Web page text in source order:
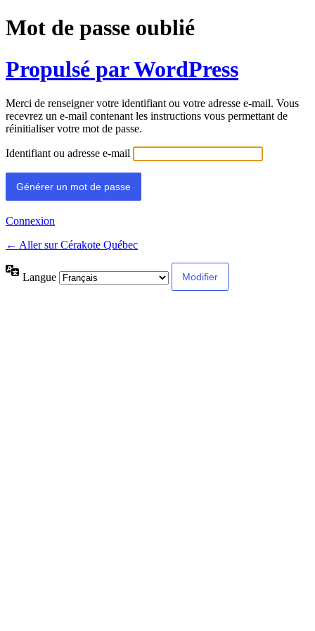
Mot de passe oublié
Propulsé par WordPress
Merci de renseigner votre identifiant ou votre adresse e-mail. Vous
recevrez un e-mail contenant les instructions vous permettant de
réinitialiser votre mot de passe.
Identifiant ou adresse e-mail
Connexion
← Aller sur Cérakote Québec
Langue